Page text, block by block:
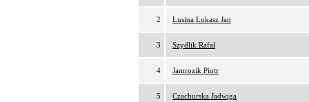
2 Lusina Łukasz Jan
3 Szydlik Rafał
4 Jamrozik Piotr
5 Czachurska Jadwiga